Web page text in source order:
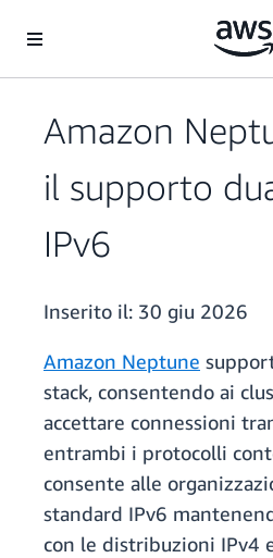
Amazon
il supporto
IPv6
Inserito il: 30 giu 2026
Amazon Neptune
stack, consentendo ai
accettare connessioni
entrambi i protocolli
consente alle
standard IPv6
con le distribuzioni IPv4